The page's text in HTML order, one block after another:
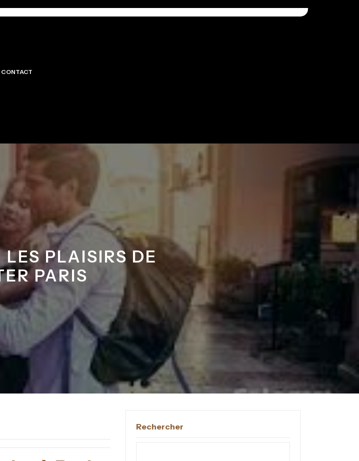
CONTACT
PLAISIRS DE
PARIS
Rechercher